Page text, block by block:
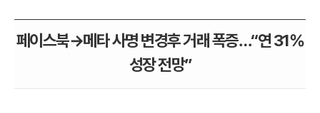
페이스북→메타 사명 변경후 거래 폭증…“연 31%
성장 전망”